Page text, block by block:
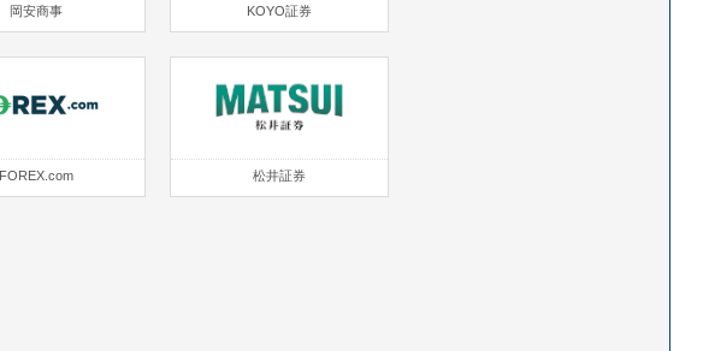
岡安商事 KOYO証券
FOREX.com 松井証券